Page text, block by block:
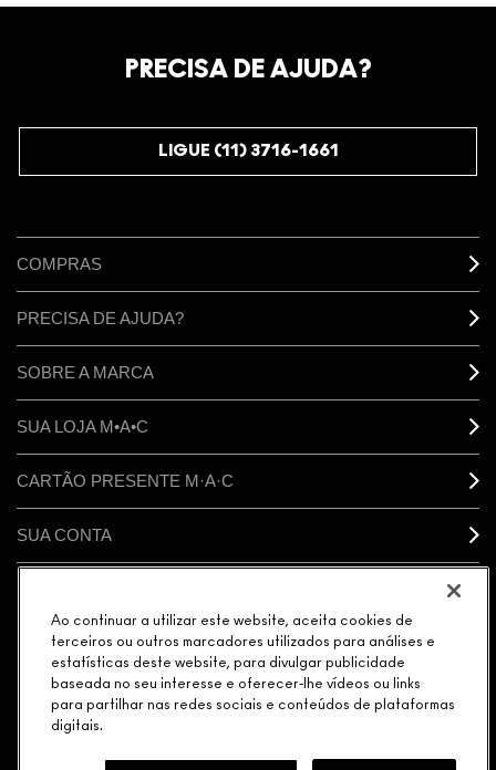
PRECISA DE AJUDA?
LIGUE (11) 3716-1661
COMPRAS
PRECISA DE AJUDA?
SOBRE A MARCA
SUA LOJA M•A•C
CARTÃO PRESENTE M·A·C
SUA CONTA
GERENCIAR COOKIES DO SITE
© MAKE-UP ART COSMETICS. TODOS OS DIREITOS MUNDIAIS
Ao continuar a utilizar este website, aceita cookies de
terceiros ou outros marcadores utilizados para análises e
estatísticas deste website, para divulgar publicidade
baseada no seu interesse e oferecer-lhe vídeos ou links
para partilhar nas redes sociais e conteúdos de plataformas
digitais.